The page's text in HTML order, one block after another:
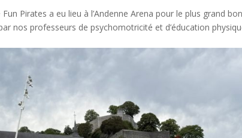
Pirates a eu lieu à l’Andenne Arena pour le plus grand
nos professeurs de psychomotricité et d’éducation